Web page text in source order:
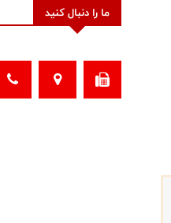
ما را دنبال کنید